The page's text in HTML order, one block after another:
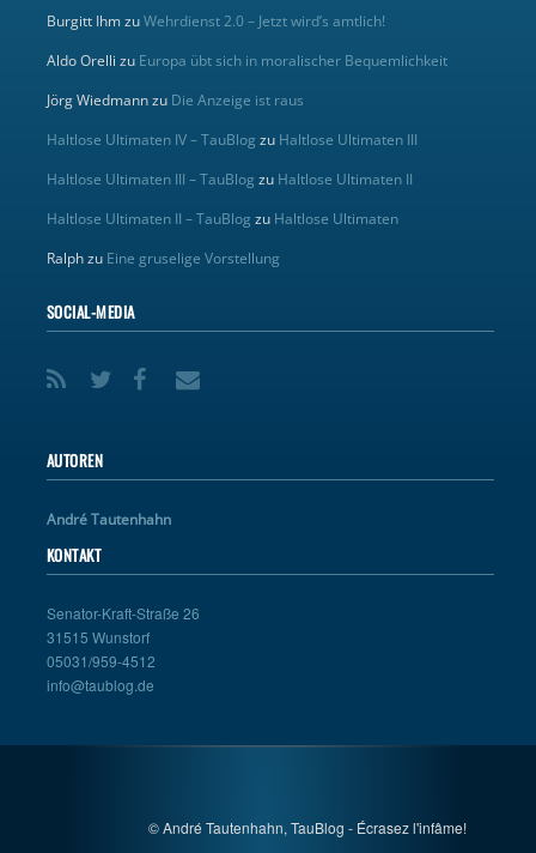
Burgitt IhmzuWehrdienst 2.0 – Jetzt wird’s amtlich!
Aldo Orelli zu Europa übt sich in moralischer Bequemlichkeit
Jörg Wiedmannzu Die Anzeige ist raus
Haltlose Ultimaten IV – TauBlog zu Haltlose Ultimaten III
Haltlose Ultimaten III – TauBlog zu Haltlose Ultimaten II
Haltlose Ultimaten II – TauBlog zu Haltlose Ultimaten
Ralphzu Eine gruselige Vorstellung
SOCIAL-MEDIA
AUTOREN
André Tautenhahn
KONTAKT
Senator-Kraft-Straße 26
31515 Wunstorf
05031/959-4512
info@taublog.de
© André Tautenhahn, TauBlog - Écrasez l'infâme!